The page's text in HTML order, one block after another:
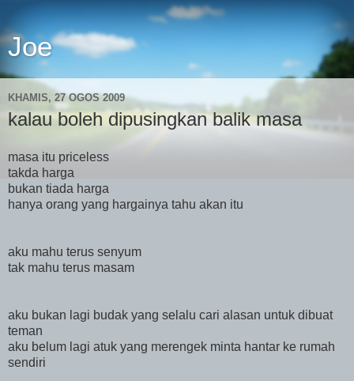
Joe
KHAMIS, 27 OGOS 2009
kalau boleh dipusingkan balik masa
masa itu priceless
takda harga
bukan tiada harga
hanya orang yang hargainya tahu akan itu
aku mahu terus senyum
tak mahu terus masam
aku bukan lagi budak yang selalu cari alasan untuk dibuat
teman
aku belum lagi atuk yang merengek minta hantar ke rumah
sendiri